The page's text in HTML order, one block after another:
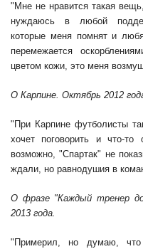
"Мне не нравится такая
нуждаюсь в любой
которые меня помнят и
перемежается
цветом кожи, это меня
О Карпине. Октябрь 2012
"При Карпине футболисты
хочет поговорить и что-
возможно, "Спартак" не
ждали, но равнодушия в
О фразе "Каждый тренер
2013 года.
"Примерил, но думаю,